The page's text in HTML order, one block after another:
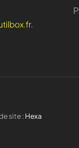
.
site :Hexa